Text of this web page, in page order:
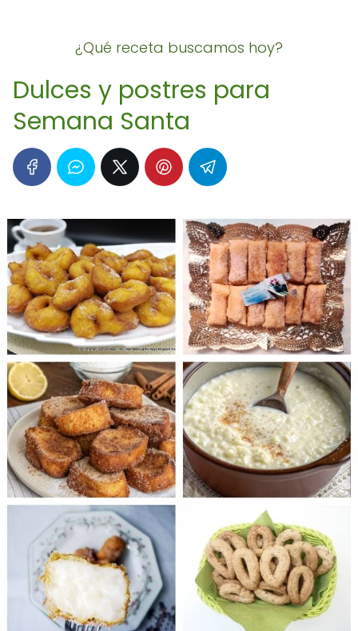
¿Qué receta buscamos hoy?
Dulces y postres para
Semana Santa